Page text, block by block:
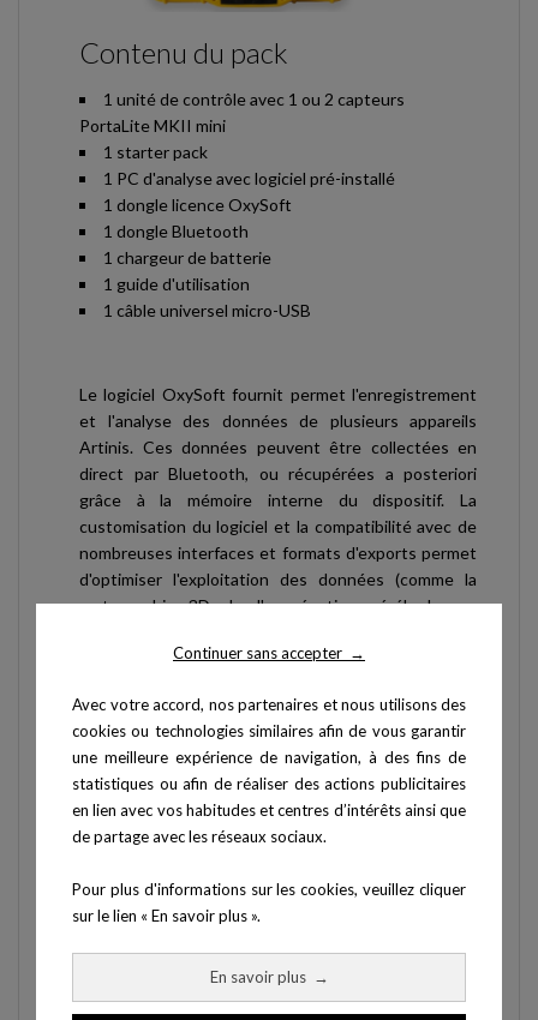
Continuer sans accepter →
Avec votre accord, nos partenaires et nous utilisons des
cookies ou technologies similaires afin de vous garantir
une meilleure expérience de navigation, à des fins de
statistiques ou afin de réaliser des actions publicitaires
en lien avec vos habitudes et centres d’intérêts ainsi que
de partage avec les réseaux sociaux.
Pour plus d'informations sur les cookies, veuillez cliquer
sur le lien « En savoir plus ».
En savoir plus →
Contenu du pack
1 unité de contrôle avec 1 ou 2 capteurs
PortaLite MKII mini
1 starter pack
1 PC d'analyse avec logiciel pré-installé
1 dongle licence OxySoft
1 dongle Bluetooth
1 chargeur de batterie
1 guide d'utilisation
1 câble universel micro-USB
Le logiciel OxySoft fournit permet l'enregistrement
et l'analyse des données de plusieurs appareils
Artinis. Ces données peuvent être collectées en
direct par Bluetooth, ou récupérées a posteriori
grâce à la mémoire interne du dispositif. La
customisation du logiciel et la compatibilité avec de
nombreuses interfaces et formats d'exports permet
d'optimiser l'exploitation des données (comme la
cartographie 3D de l'oxygénation cérébrale, ou